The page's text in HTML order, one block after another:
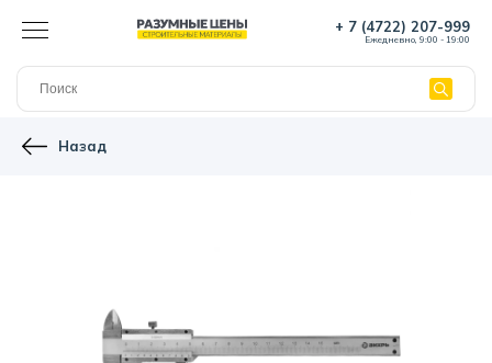
+ 7 (4722) 207-999
Ежедневно, 9:00 - 19:00
Назад